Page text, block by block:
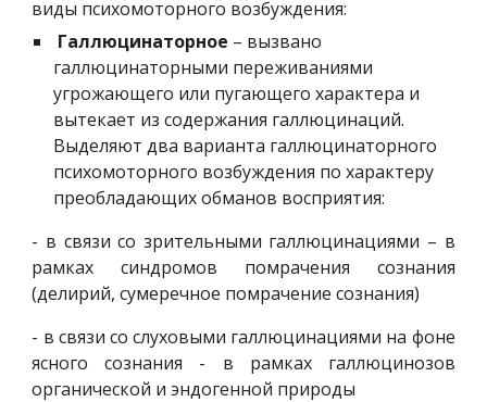
виды психомоторного возбуждения:
Галлюцинаторное – вызвано
галлюцинаторными переживаниями
угрожающего или пугающего характера и
вытекает из содержания галлюцинаций.
Выделяют два варианта галлюцинаторного
психомоторного возбуждения по характеру
преобладающих обманов восприятия:
- в связи со зрительными галлюцинациями – в
рамках синдромов помрачения сознания
(делирий, сумеречное помрачение сознания)
- в связи со слуховыми галлюцинациями на фоне
ясного сознания - в рамках галлюцинозов
органической и эндогенной природы